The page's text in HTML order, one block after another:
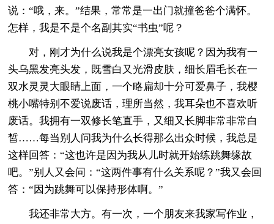
说：“哦，来。”结果，常常是一出门就撞爸爸个满怀。
怎样，我是不是个名副其实“书虫”呢？
对，刚才为什么说我是个漂亮女孩呢？因为我有一
头乌黑发亮头发，既雪白又光滑皮肤，细长眉毛长在一
双水灵灵大眼睛上面，一个略扁却十分可爱鼻子，我樱
桃小嘴特别不爱说废话，理所当然，我耳朵也不喜欢听
废话。我拥有一双修长笔直手，又细又长脚非常非常白
皙……每当别人问我为什么长得那么出众时候，我总是
这样回答：“这也许是因为我从儿时就开始练跳舞缘故
吧。”别人又会问：“这两件事有什么关系呢？”我又会回
答：“因为跳舞可以保持形体啊。”
我还非常大方。有一次，一个朋友来我家写作业，